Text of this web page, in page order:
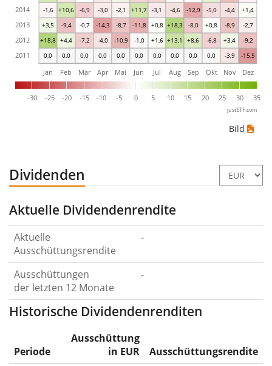
0,0 0,0 0,0 0,0 0,0 0,0 0,0 0,0 0,0 0,0 -3,9 -15,5
+18,8 +4,4 -7,2 -4,0 -10,9 -1,0 +1,6 +13,1 +8,6 -6,8 +3,4 -9,2
+3,5 -9,4 -0,7 -14,3 -8,7 -11,8 +0,8 +18,3 -8,0 +0,8 -8,9 -2,7
-1,6 +10,6 -6,9 -3,0 -2,1 +11,7 -3,1 -4,6 -12,9 -5,0 -4,4 +1,4
-30 -25 -20 -15 -10 -5 0 5 10 15 20 25 30 35
Jan Feb Mär Apr Mai Jun Jul Aug Sep Okt Nov Dez
2011
2012
2013
2014
justETF.com
Bild
Dividenden
Aktuelle Dividendenrendite
Aktuelle
Ausschüttungsrendite
-
Ausschüttungen
der letzten 12 Monate
-
Historische Dividendenrenditen
Periode
Ausschüttung
in EUR
Ausschüttungsrendite